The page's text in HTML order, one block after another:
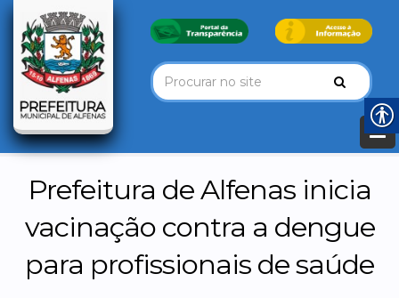
Prefeitura de Alfenas inicia
vacinação contra a dengue
para profissionais de saúde